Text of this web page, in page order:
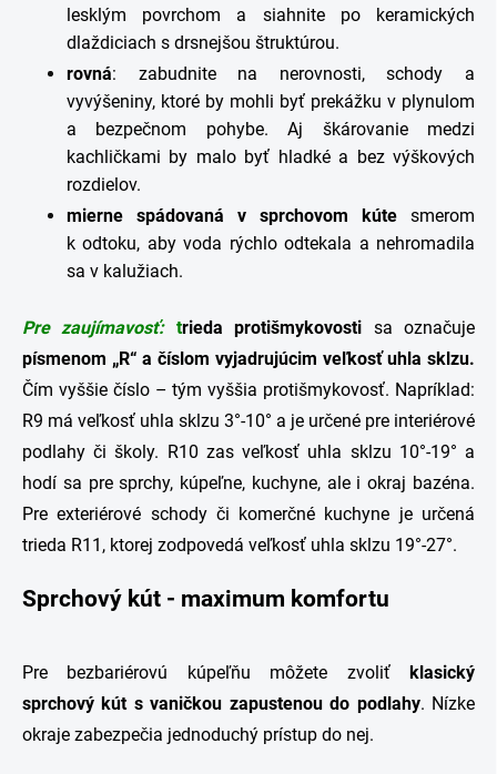
lesklým povrchom a siahnite po keramických
dlaždiciach s drsnejšou štruktúrou.
rovná: zabudnite na nerovnosti, schody a
vyvýšeniny, ktoré by mohli byť prekážku v plynulom
a bezpečnom pohybe. Aj škárovanie medzi
kachličkami by malo byť hladké a bez výškových
rozdielov.
mierne spádovaná v sprchovom kúte smerom
k odtoku, aby voda rýchlo odtekala a nehromadila
sa v kalužiach.
Pre zaujímavosť: trieda protišmykovosti sa označuje
písmenom „R“ a číslom vyjadrujúcim veľkosť uhla sklzu.
Čím vyššie číslo – tým vyššia protišmykovosť. Napríklad:
R9 má veľkosť uhla sklzu 3°-10° a je určené pre interiérové
podlahy či školy. R10 zas veľkosť uhla sklzu 10°-19° a
hodí sa pre sprchy, kúpeľne, kuchyne, ale i okraj bazéna.
Pre exteriérové schody či komerčné kuchyne je určená
trieda R11, ktorej zodpovedá veľkosť uhla sklzu 19°-27°.
Sprchový kút - maximum komfortu
Pre bezbariérovú kúpeľňu môžete zvoliť klasický
sprchový kút s vaničkou zapustenou do podlahy. Nízke
okraje zabezpečia jednoduchý prístup do nej.